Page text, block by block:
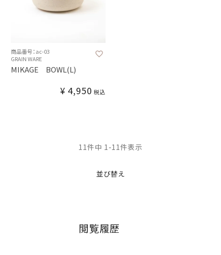
商品番号：ac-03
GRAIN WARE
MIKAGE BOWL(L)
¥ 4,950 税込
並び替え
11件中 1 -11件表示
閲覧履歴